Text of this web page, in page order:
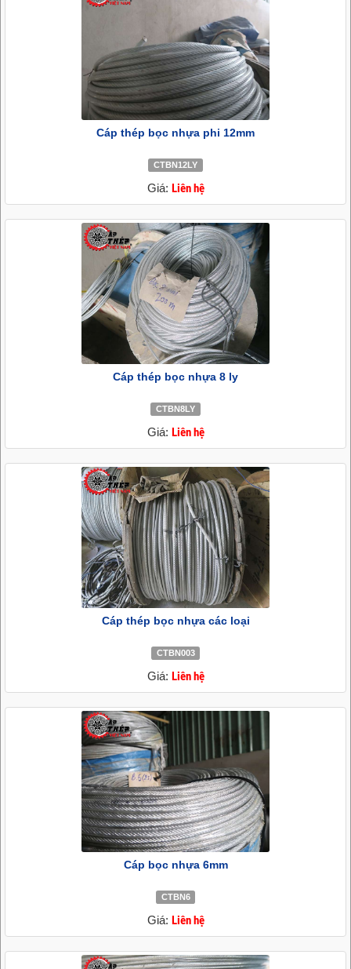
Cáp thép bọc nhựa phi 12mm
CTBN12LY
Giá: Liên hệ
Cáp thép bọc nhựa 8 ly
CTBN8LY
Giá: Liên hệ
Cáp thép bọc nhựa các loại
CTBN003
Giá: Liên hệ
Cáp bọc nhựa 6mm
CTBN6
Giá: Liên hệ